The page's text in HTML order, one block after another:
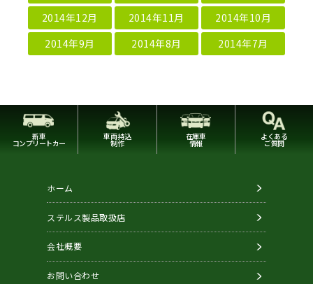
2014年12月
2014年11月
2014年10月
2014年9月
2014年8月 2014年7月
新車
コンプリートカー
車両持込
制作
在庫車
情報
よくある
ご質問
ホーム
ステルス製品取扱店
会社概要
お問い合わせ